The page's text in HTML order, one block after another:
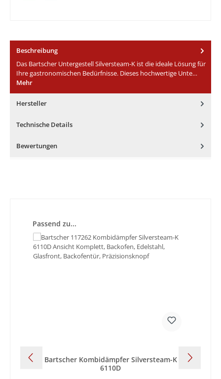
Beschreibung
Das Bartscher Untergestell Silversteam-K ist die ideale Lösung für
Ihre gastronomischen Bedürfnisse. Dieses hochwertige Unte…
Mehr
Hersteller
Technische Details
Bewertungen
Produktgalerie überspringen
Passend zu...
Bartscher Kombidämpfer Silversteam-K
6110D